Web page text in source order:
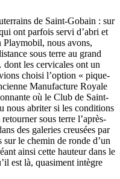
de Saint-Gobain : sur
ont parfois servi d’abri et
Playmobil, nous avons,
sous terre au grand
les cervicales ont un
choisi l’option « pique-
Manufacture Royale
où le Club de Saint-
nous abriter si les conditions
sous terre l’après-
des galeries creusées par
le chemin de ronde d’un
ainsi cette hauteur dans le
est là, quasiment intègre